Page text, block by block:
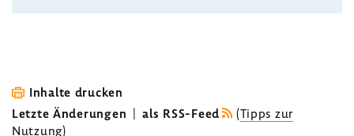
Inhalte drucken
Letzte Änderungen | als RSS-Feed (Tipps zur
Nutzung)